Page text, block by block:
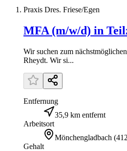
Praxis Dres. Friese/Egen
MFA (m/w/d) in
Wir suchen zum
Rheydt. Wir si...
Entfernung
35,9 km entfernt
Arbeitsort
Mönchengladbach (
Gehalt